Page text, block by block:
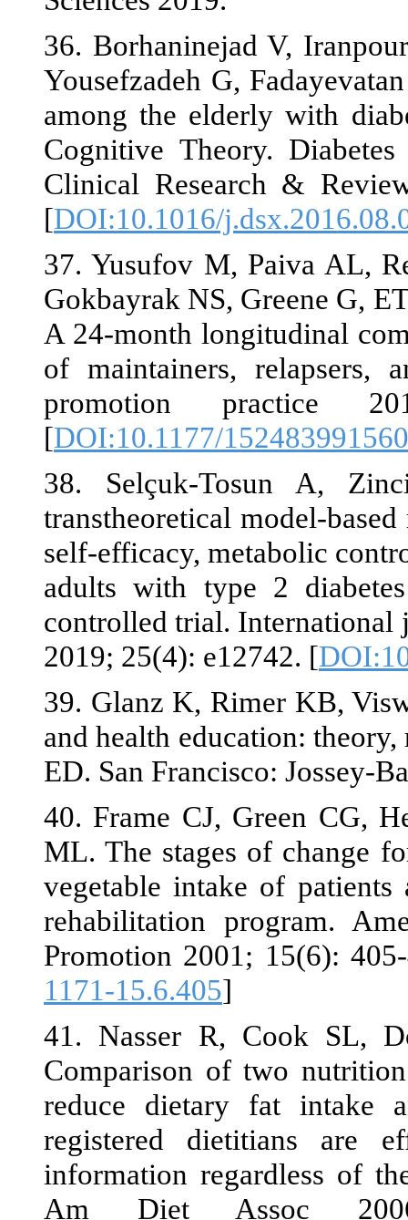
36.
Yousefzadeh
among the
Cognitive
Clinical
[
37. Yusufov
Gokbayrak
A 24-month
of
promotion
[
38.
self‐efficacy,
adults with
controlled
2019; 25(4):
39. Glanz K,
and health
ED. San
40. Frame
ML. The
vegetable
1171-15.6.405
41. Nasser
Comparison
reduce
registered
information
Am Diet